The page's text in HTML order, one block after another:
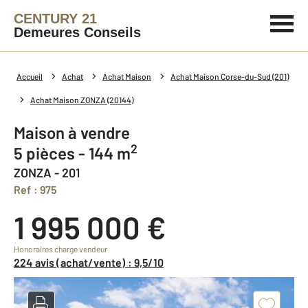
CENTURY 21
Demeures Conseils
Accueil Achat Achat Maison Achat Maison Corse-du-Sud (201)
Achat Maison ZONZA (20144)
Maison à vendre
5 pièces - 144 m2
ZONZA - 201
Ref : 975
1 995 000 €
Honoraires charge vendeur
224 avis (achat/vente) : 9,5/10